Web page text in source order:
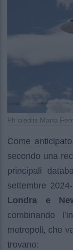
Ph credits María
Come
secondo una
principali
settembre
Londra e
combinando
metropoli, che
trovano: